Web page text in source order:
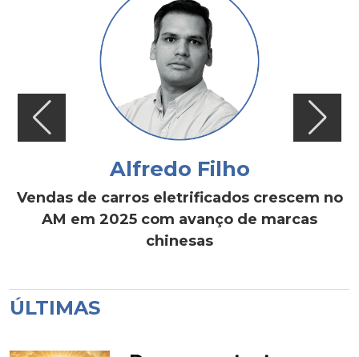
Alfredo Filho
Vendas de carros eletrificados crescem no
AM em 2025 com avanço de marcas
chinesas
ÚLTIMAS